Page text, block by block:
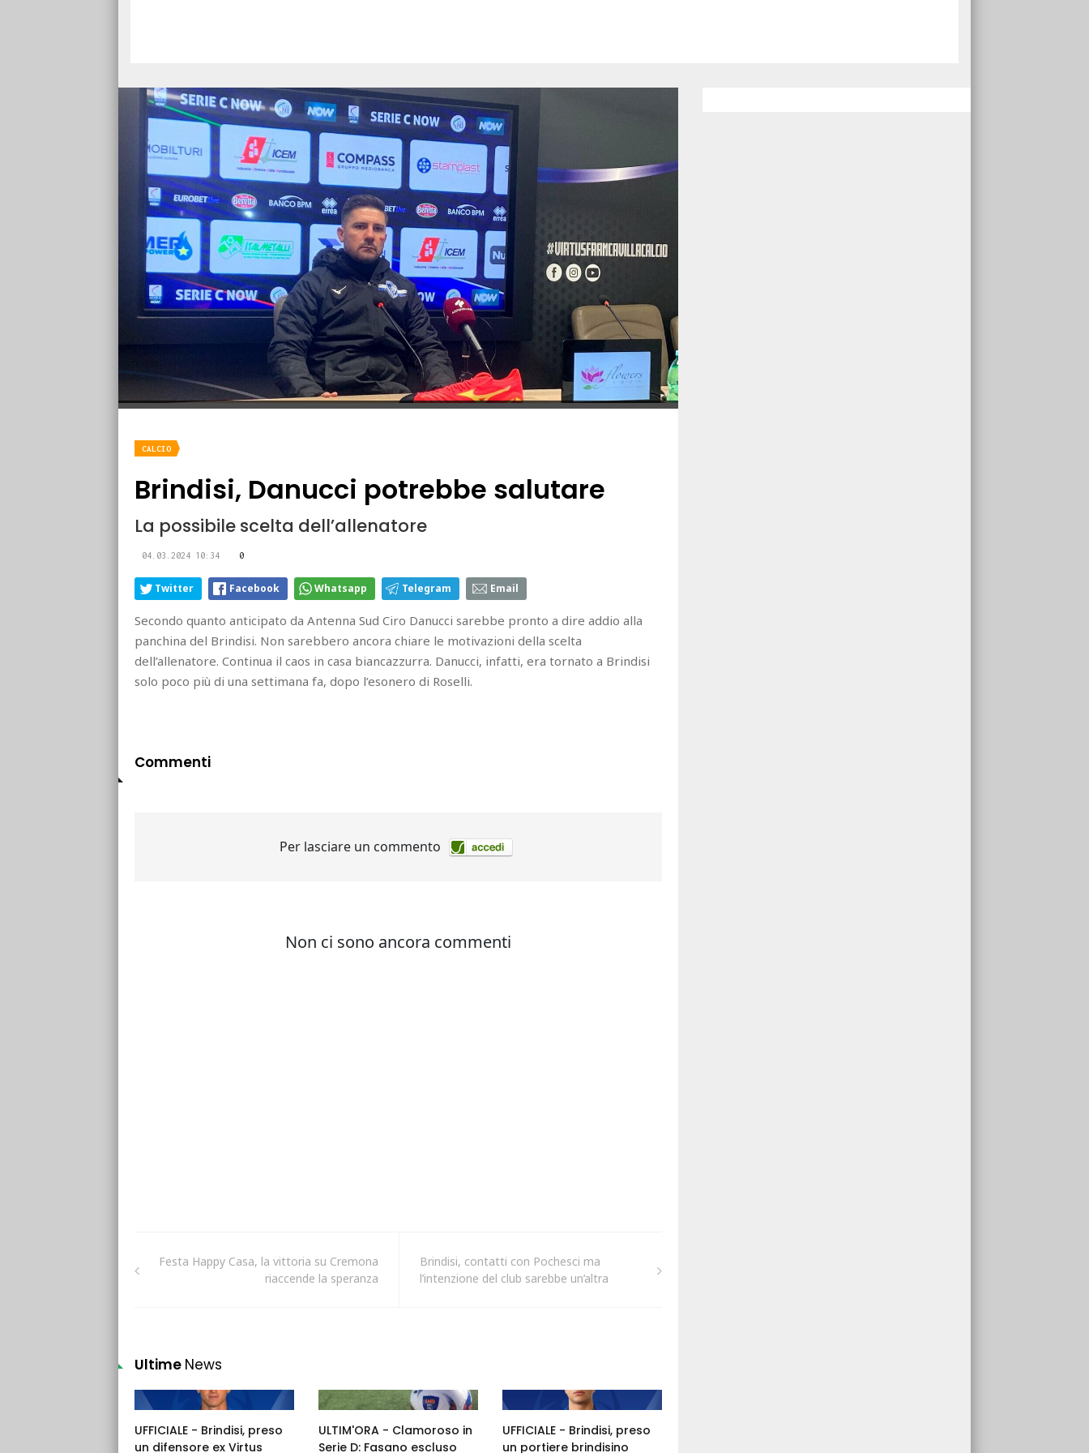
CALCIO
Brindisi, Danucci potrebbe salutare
La possibile scelta dell’allenatore
04.03.2024 10:34 0
Twitter Facebook Whatsapp Telegram Email
Secondo quanto anticipato da Antenna Sud Ciro Danucci sarebbe pronto a dire addio alla
panchina del Brindisi. Non sarebbero ancora chiare le motivazioni della scelta
dell’allenatore. Continua il caos in casa biancazzurra. Danucci, infatti, era tornato a Brindisi
solo poco più di una settimana fa, dopo l’esonero di Roselli.
Commenti
Festa Happy Casa, la vittoria su Cremona
riaccende la speranza
Brindisi, contatti con Pochesci ma
l’intenzione del club sarebbe un’altra
Ultime News
UFFICIALE - Brindisi, preso
un difensore ex Virtus
ULTIM'ORA - Clamoroso in
Serie D: Fasano escluso
UFFICIALE - Brindisi, preso
un portiere brindisino